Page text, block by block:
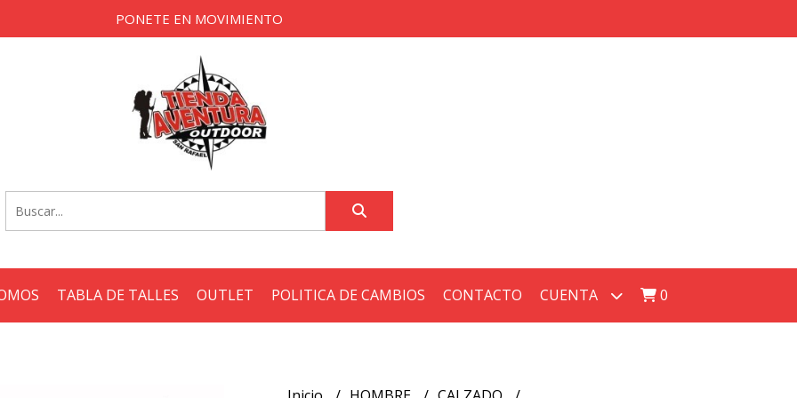
PONETE EN MOVIMIENTO
TABLA DE TALLES OUTLET POLITICA DE CAMBIOS CONTACTO CUENTA 0